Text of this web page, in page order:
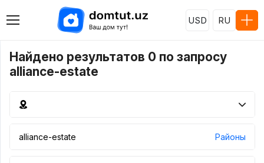
USD RU
Найдено результатов 0 по запросу
alliance-estate
Районы